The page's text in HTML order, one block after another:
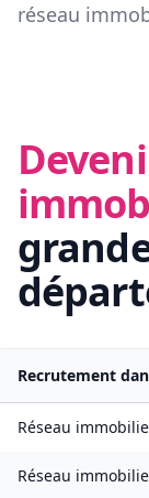
réseau
Recrutement
Réseau
Réseau